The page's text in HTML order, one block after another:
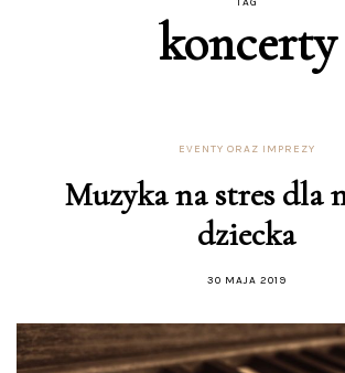
koncerty
EVENTY ORAZ IMPREZY
Muzyka na stres dla
dziecka
30 MAJA 2019